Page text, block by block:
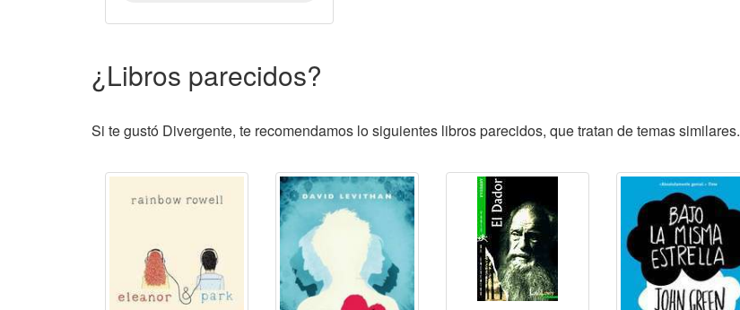
¿Libros parecidos?
Si te gustó Divergente, te recomendamos lo siguientes libros parecidos, que tratan de temas similares.